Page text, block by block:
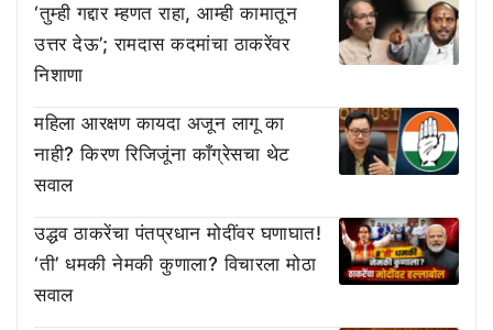
‘तुम्ही गद्दार म्हणत राहा, आम्ही कामातून
उत्तर देऊ’; रामदास कदमांचा ठाकरेंवर
निशाणा
महिला आरक्षण कायदा अजून लागू का
नाही? किरण रिजिजूंना काँग्रेसचा थेट
सवाल
उद्धव ठाकरेंचा पंतप्रधान मोदींवर घणाघात!
‘ती’ धमकी नेमकी कुणाला? विचारला मोठा
सवाल